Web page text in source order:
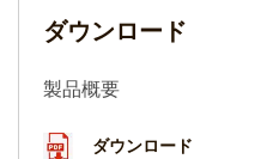
ダウンロード
製品概要
ダウンロード